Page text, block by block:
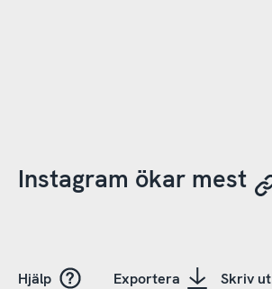
Instagram ökar mest
Hjälp Exportera Skriv ut